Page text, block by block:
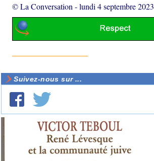
© La Conversation -lundi 4 septembre 2023
Suivez-nous sur ...